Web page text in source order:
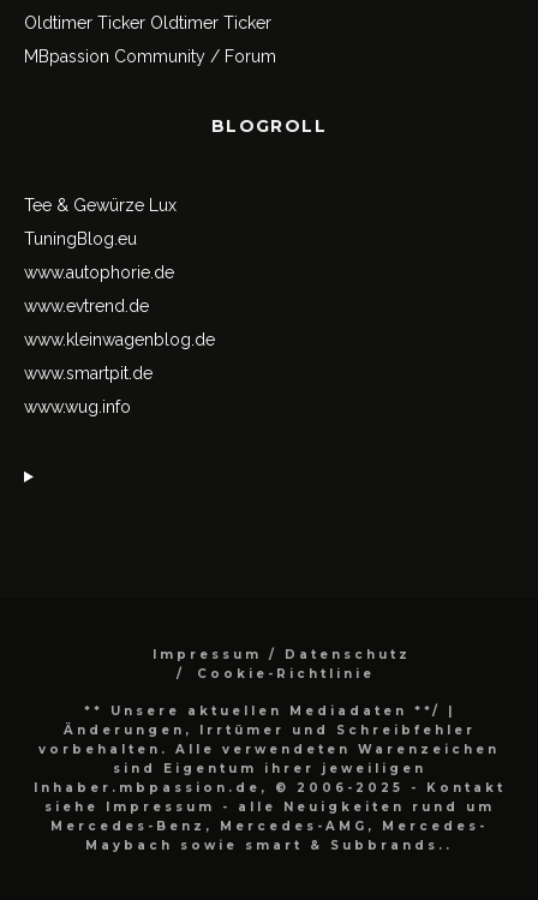
Oldtimer Ticker Oldtimer Ticker
MBpassion Community / Forum
BLOGROLL
Tee & Gewürze Lux
TuningBlog.eu
www.autophorie.de
www.evtrend.de
www.kleinwagenblog.de
www.smartpit.de
www.wug.info
Impressum / Datenschutz
Cookie-Richtlinie
** Unsere aktuellen Mediadaten **/
|
Änderungen, Irrtümer und Schreibfehler
vorbehalten. Alle verwendeten Warenzeichen
sind Eigentum ihrer jeweiligen
Inhaber.mbpassion.de, © 2006-2025 - Kontakt
siehe Impressum - alle Neuigkeiten rund um
Mercedes-Benz, Mercedes-AMG, Mercedes-
Maybach sowie smart & Subbrands..